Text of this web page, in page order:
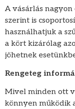
A vásárlás nagyon
szerint is
használhatjuk a
a kört kizárólag
jöhetnek
Rengeteg
Mivel minden ott
könnyen működik